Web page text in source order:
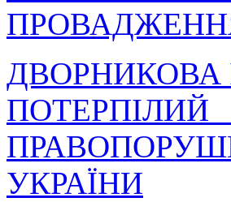
ДВОРНИКОВА
УКРАЇНИ